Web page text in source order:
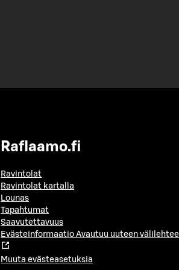
Raflaamo.fi
Ravintolat
Ravintolat kartalla
Lounas
Tapahtumat
Saavutettavuus
Evästeinformaatio Avautuu uuteen
Muuta evästeasetuksia